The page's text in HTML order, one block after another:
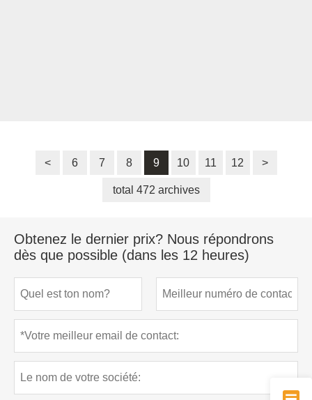
< 6 7 8 9 10 11 12 >
total 472 archives
Obtenez le dernier prix? Nous répondrons
dès que possible (dans les 12 heures)